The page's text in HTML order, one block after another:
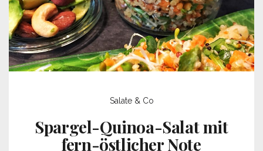
Salate & Co
Spargel-Quinoa-Salat mit
fern-östlicher Note